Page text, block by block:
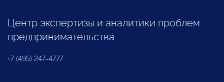
Центр экспертизы и аналитики проблем
предпринимательства
+7 (495) 247-4777